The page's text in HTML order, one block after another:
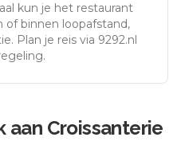
kun je het restaurant
of binnen loopafstand,
Plan je reis via 9292.nl
aan Croissanterie